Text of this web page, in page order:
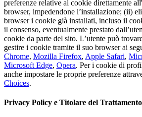
preferenze relative ai cookie direttamente
browser, impedendone l’installazione; (ii)
browser i cookie già installati, incluso il
il consenso, eventualmente prestato
cookie da parte del sito. L’utente può
gestire i cookie tramite il suo browser ai
Chrome, Mozilla Firefox, Apple Safari,
Microsoft Edge, Opera. Per i cookie di
anche impostare le proprie preferenze
Choices.
Privacy Policy e Titolare del